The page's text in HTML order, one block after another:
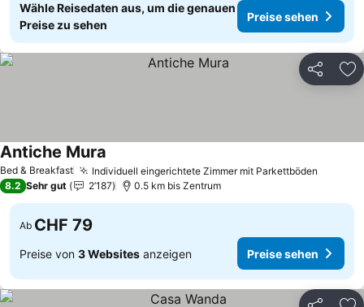
Wähle Reisedaten aus, um die genauen
Preise zu sehen
Preise sehen
Teilen
Bed & Breakfast Individuell eingerichtete Zimmer mit Parkettböden
Antiche Mura
8.2 Sehr gut 2’187 0.5 km bis Zentrum
Ab CHF 79
Preise von 3 Websites anzeigen Preise sehen